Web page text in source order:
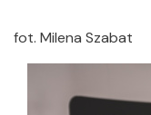
fot. Milena Szabat